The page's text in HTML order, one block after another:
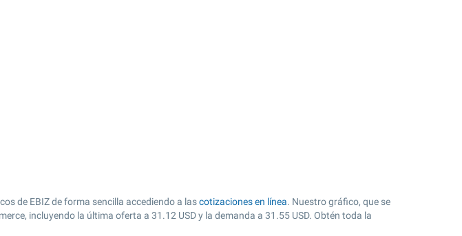
de EBIZ de forma sencilla accediendo a lascotizaciones en línea. Nuestro gráfico, que se
incluyendo la última oferta a 31.12 USD y la demanda a 31.55 USD. Obtén toda la